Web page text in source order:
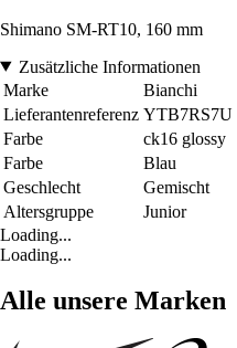
Shimano SM-RT10, 160 mm
Zusätzliche Informationen
Marke
Bianchi
Lieferantenreferenz YTB7RS7U
Farbe
ck16 glossy
Farbe
Blau
Geschlecht
Gemischt
Altersgruppe
Junior
Loading...
Loading...
Alle unsere Marken